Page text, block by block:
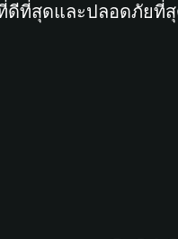
ดีที่สุดและปลอดภัยที่